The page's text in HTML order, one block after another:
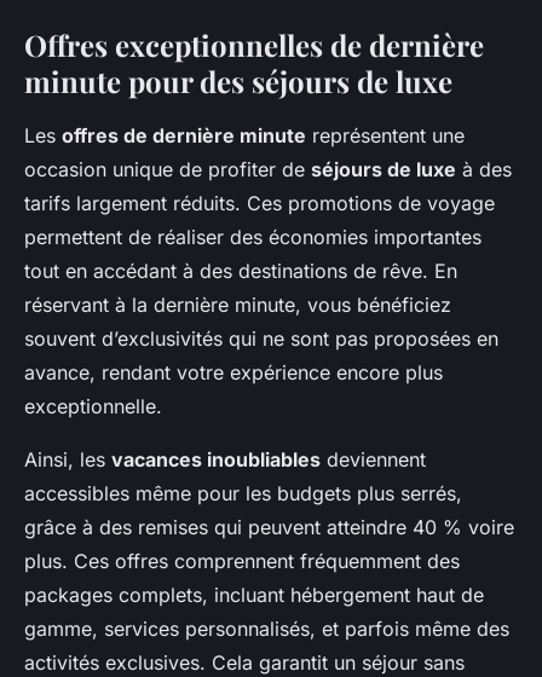
Explorez des Offres
Exceptionnelles de Dernière
Minute pour des Vacances de
Rêve Inoubliables!
10 mai 2025 •6 min de lecture
Offres exceptionnelles de dernière
minute pour des séjours de luxe
Les offres de dernière minute représentent une
occasion unique de profiter de séjours de luxe à des
tarifs largement réduits. Ces promotions de voyage
permettent de réaliser des économies importantes
tout en accédant à des destinations de rêve. En
réservant à la dernière minute, vous bénéficiez
souvent d’exclusivités qui ne sont pas proposées en
avance, rendant votre expérience encore plus
exceptionnelle.
Ainsi, les vacances inoubliables deviennent
accessibles même pour les budgets plus serrés,
grâce à des remises qui peuvent atteindre 40 % voire
plus. Ces offres comprennent fréquemment des
packages complets, incluant hébergement haut de
gamme, services personnalisés, et parfois même des
activités exclusives. Cela garantit un séjour sans